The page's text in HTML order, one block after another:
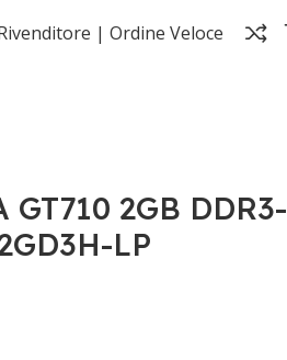
| Ordine Veloce
2GB DDR3-
LP